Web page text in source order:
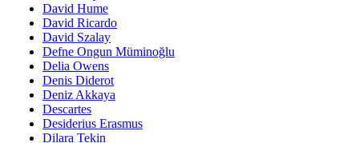
David Hume
David Ricardo
David Szalay
Defne Ongun Müminoğlu
Delia Owens
Denis Diderot
Deniz Akkaya
Descartes
Desiderius Erasmus
Dilara Tekin